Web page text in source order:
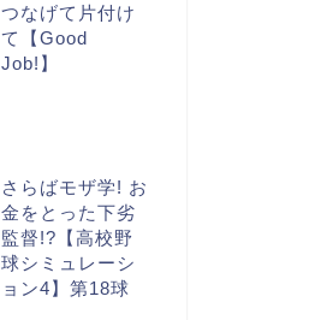
つなげて片付け
て【Good
Job!】
さらばモザ学! お
金をとった下劣
監督!?【高校野
球シミュレーシ
ョン4】第18球